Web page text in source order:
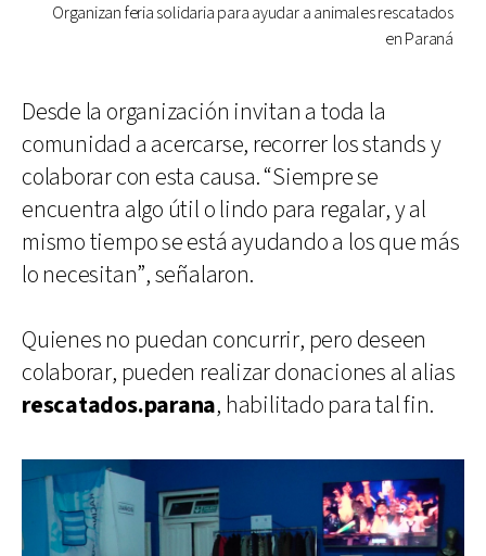
Organizan feria solidaria para ayudar a animales rescatados
en Paraná
Desde la organización invitan a toda la
comunidad a acercarse, recorrer los stands y
colaborar con esta causa. “Siempre se
encuentra algo útil o lindo para regalar, y al
mismo tiempo se está ayudando a los que más
lo necesitan”, señalaron.
Quienes no puedan concurrir, pero deseen
colaborar, pueden realizar donaciones al alias
rescatados.parana, habilitado para tal fin.